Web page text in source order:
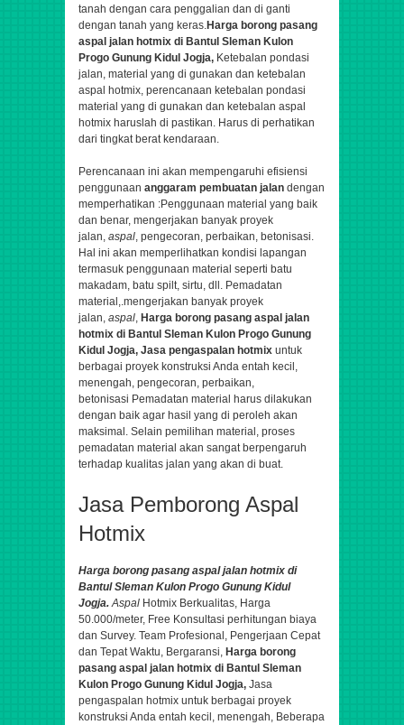
tanah dengan cara penggalian dan di ganti
dengan tanah yang keras. Harga borong pasang
aspal jalan hotmix di Bantul Sleman Kulon
Progo Gunung Kidul Jogja, Ketebalan pondasi
jalan, material yang di gunakan dan ketebalan
aspal hotmix, perencanaan ketebalan pondasi
material yang di gunakan dan ketebalan aspal
hotmix haruslah di pastikan. Harus di perhatikan
dari tingkat berat kendaraan.
Perencanaan ini akan mempengaruhi efisiensi
penggunaan anggaram pembuatan jalan dengan
memperhatikan :Penggunaan material yang baik
dan benar, mengerjakan banyak proyek
jalan, aspal , pengecoran, perbaikan, betonisasi
Hal ini akan memperlihatkan kondisi lapangan
termasuk penggunaan material seperti batu
makadam, batu spilt, sirtu, dll. Pemadatan
material,. mengerjakan banyak proyek
jalan, aspal Harga borong pasang aspal jalan
hotmix di Bantul Sleman Kulon Progo Gunung
Kidul Jogja, Jasa pengaspalan hotmix untuk
berbagai proyek konstruksi Anda entah kecil,
menengah, pengecoran, perbaikan,
betonisasi Pemadatan material harus dilakukan
dengan baik agar hasil yang di peroleh akan
maksimal. Selain pemilihan material, proses
pemadatan material akan sangat berpengaruh
terhadap kualitas jalan yang akan di buat.
Jasa Pemborong Aspal
Hotmix
Harga borong pasang aspal jalan hotmix di
Bantul Sleman Kulon Progo Gunung Kidul
Jogja. Aspal Hotmix Berkualitas, Harga
50.000/meter, Free Konsultasi perhitungan biaya
dan Survey. Team Profesional, Pengerjaan Cepat
dan Tepat Waktu, Bergaransi Harga borong
pasang aspal jalan hotmix di Bantul Sleman
Kulon Progo Gunung Kidul Jogja, Jasa
pengaspalan hotmix untuk berbagai proyek
konstruksi Anda entah kecil, menengah, Beberapa